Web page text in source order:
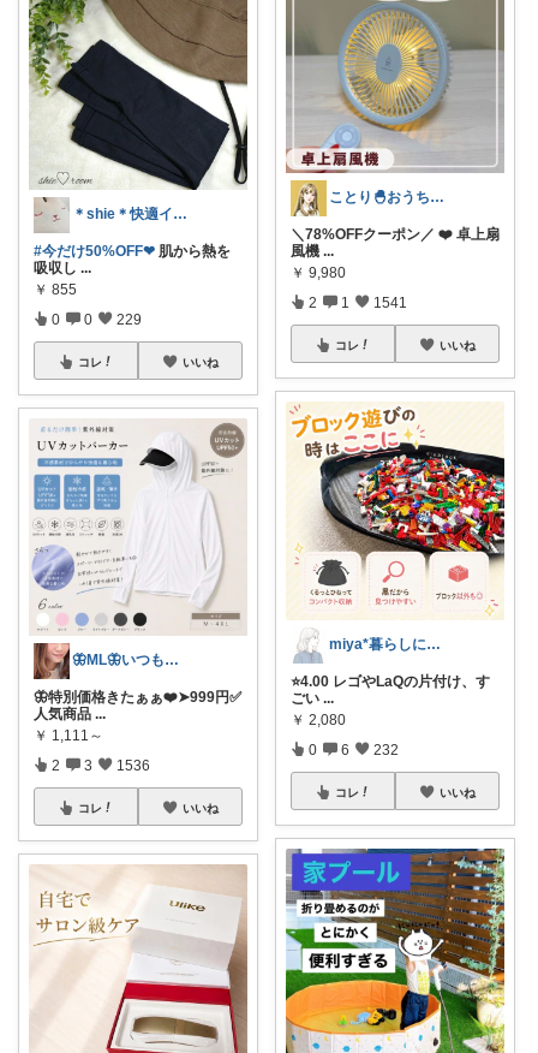
＊shie＊快適インテリア＆雑貨グッズ
#今だけ50%OFF❤︎ 肌から熱を
吸収し ...
￥ 855
0 0 229
コレ いいね
🦋ML🦋いつもありがとう💓
🦋特別価格きたぁぁ❤️➤999円✅
人気商品 ...
￥ 1,111～
2 3 1536
コレ いいね
ことり🐣おうち時間快適＆UV対策
＼78%OFFクーポン／ ❤️ 卓上扇
風機 ...
￥ 9,980
2 1 1541
コレ いいね
miya*暮らしに役立つ楽天セレクト
⭐️4.00 レゴやLaQの片付け、す
ごい ...
￥ 2,080
0 6 232
コレ いいね